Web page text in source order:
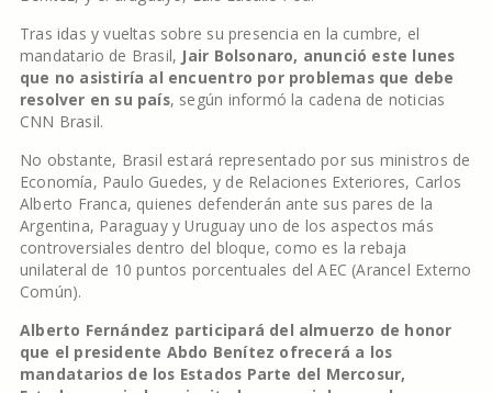
Tras idas y vueltas sobre su presencia en la cumbre, el
mandatario de Brasil, Jair Bolsonaro, anunció este lunes
que no asistiría al encuentro por problemas que debe
resolver en su país, según informó la cadena de noticias
CNN Brasil.
No obstante, Brasil estará representado por sus ministros de
Economía, Paulo Guedes, y de Relaciones Exteriores, Carlos
Alberto Franca, quienes defenderán ante sus pares de la
Argentina, Paraguay y Uruguay uno de los aspectos más
controversiales dentro del bloque, como es la rebaja
unilateral de 10 puntos porcentuales del AEC (Arancel Externo
Común).
Alberto Fernández participará del almuerzo de honor
que el presidente Abdo Benítez ofrecerá a los
mandatarios de los Estados Parte del Mercosur,